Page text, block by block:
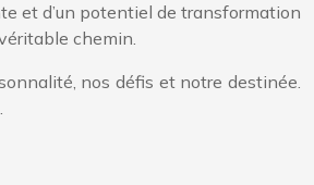
et d’un potentiel de transformation
chemin.
nos défis et notre destinée.